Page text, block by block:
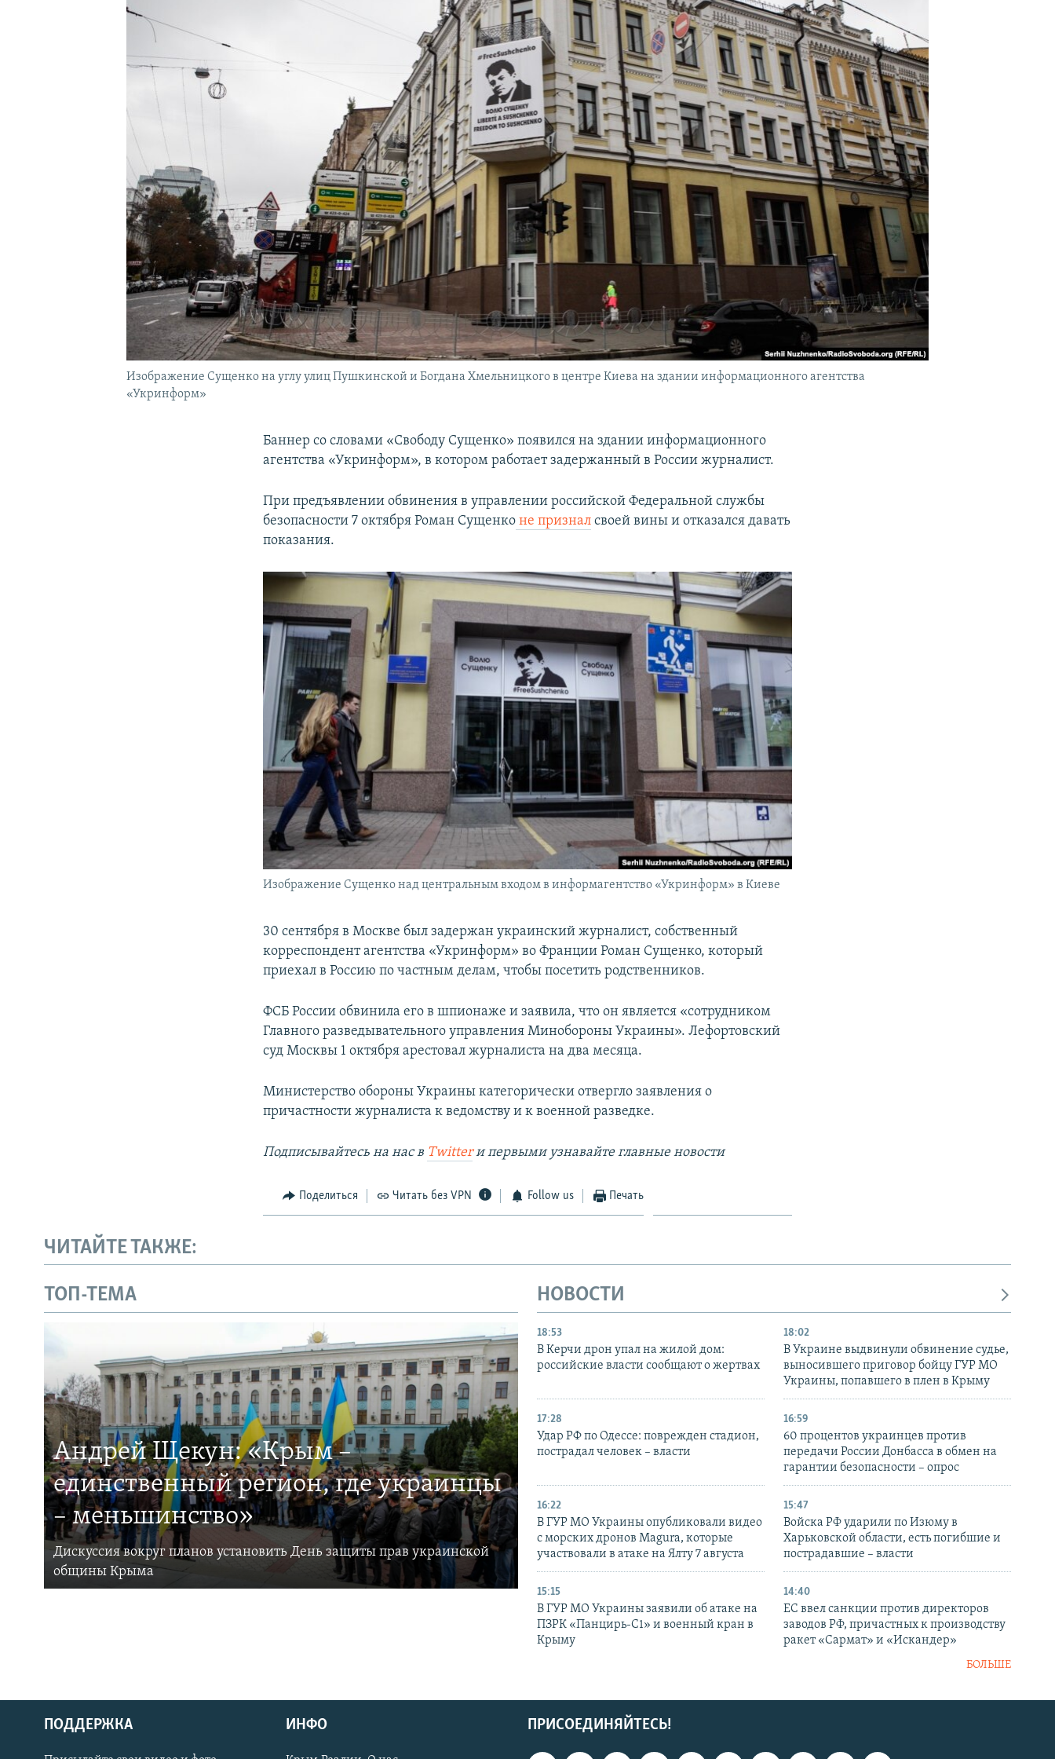
Изображение Сущенко на углу улиц Пушкинской и Богдана Хмельницкого в центре Киева на здании информационного агентства
«Укринформ»
Баннер со словами «Свободу Сущенко» появился на здании информационного
агентства «Укринформ», в котором работает задержанный в России журналист.
При предъявлении обвинения в управлении российской Федеральной службы
безопасности 7 октября Роман Сущенко не признал своей вины и отказался давать
показания.
Изображение Сущенко над центральным входом в информагентство «Укринформ» в Киеве
30 сентября в Москве был задержан украинский журналист, собственный
корреспондент агентства «Укринформ» во Франции Роман Сущенко, который
приехал в Россию по частным делам, чтобы посетить родственников.
ФСБ России обвинила его в шпионаже и заявила, что он является «сотрудником
Главного разведывательного управления Минобороны Украины». Лефортовский
суд Москвы 1 октября арестовал журналиста на два месяца.
Министерство обороны Украины категорически отвергло заявления о
причастности журналиста к ведомству и к военной разведке.
Подписывайтесь на наc в Twitterи первыми узнавайте главные новости
Поделиться Читать без VPN Follow us Печать
ЧИТАЙТЕ ТАКЖЕ:
ТОП-ТЕМА
Андрей Щекун: «Крым –
единственный регион, где украинцы
– меньшинство»
Дискуссия вокруг планов установить День защиты прав украинской
общины Крыма
НОВОСТИ
18:53
В Керчи дрон упал на жилой дом:
российские власти сообщают о жертвах
18:02
В Украине выдвинули обвинение судье,
выносившего приговор бойцу ГУР МО
Украины, попавшего в плен в Крыму
17:28
Удар РФ по Одессе: поврежден стадион,
пострадал человек – власти
16:59
60 процентов украинцев против
передачи России Донбасса в обмен на
гарантии безопасности – опрос
16:22
В ГУР МО Украины опубликовали видео
с морских дронов Magura, которые
участвовали в атаке на Ялту 7 августа
15:47
Войска РФ ударили по Изюму в
Харьковской области, есть погибшие и
пострадавшие – власти
15:15
В ГУР МО Украины заявили об атаке на
ПЗРК «Панцирь-С1» и военный кран в
Крыму
14:40
ЕС ввел санкции против директоров
заводов РФ, причастных к производству
ракет «Сармат» и «Искандер»
БОЛЬШЕ
ПРИСОЕДИНЯЙТЕСЬ!
ПОДДЕРЖКА ИНФО